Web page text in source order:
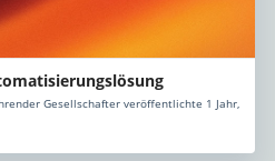
Gesellschafter veröffentlichte 1 Jahr,